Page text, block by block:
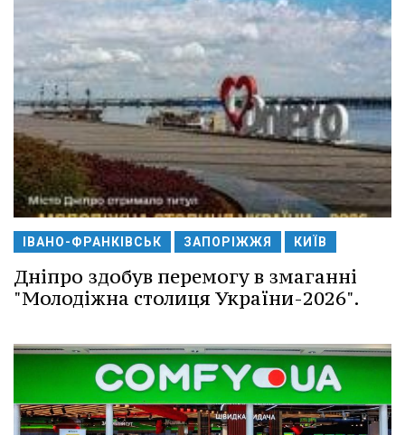
ІВАНО-ФРАНКІВСЬК ЗАПОРІЖЖЯ КИЇВ
Дніпро здобув перемогу в змаганні
"Молодіжна столиця України-2026".